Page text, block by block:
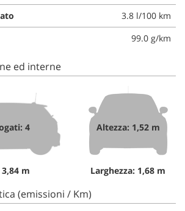
3.8 l/100 km
99.0 g/km
ed interne
4
m
Altezza: 1,52 m
Larghezza: 1,68 m
(emissioni / Km)